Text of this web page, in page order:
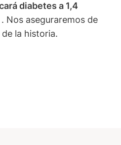
diabetes a 1,4
. Nos aseguraremos de
la historia.